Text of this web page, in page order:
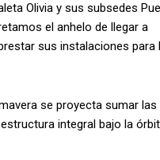
Olivia y sus subsedes
el anhelo de llegar a
sus instalaciones para
se proyecta sumar las
integral bajo la